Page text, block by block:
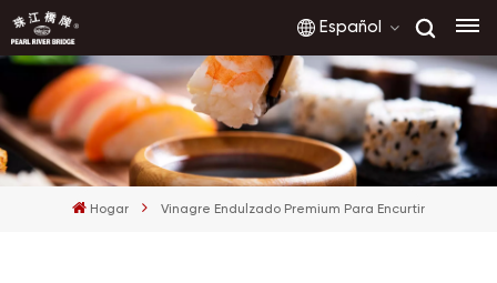
Español
English
français
Hogar Vinagre Endulzado Premium Para Encurtir